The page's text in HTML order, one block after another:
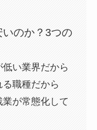
のか？3つの
い業界だから
職種だから
が常態化して